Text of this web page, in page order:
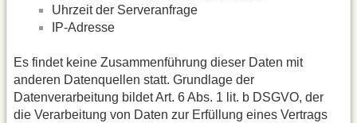
Uhrzeit der Serveranfrage
IP-Adresse
Es findet keine Zusammenführung dieser Daten mit
anderen Datenquellen statt. Grundlage der
Datenverarbeitung bildet Art. 6 Abs. 1 lit. b DSGVO, der
die Verarbeitung von Daten zur Erfüllung eines Vertrags